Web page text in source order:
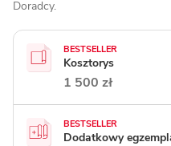
Doradcy.
BESTSELLER
Kosztorys
1 500 zł
BESTSELLER
Dodatkowy